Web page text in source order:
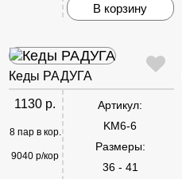
В корзину
Кеды РАДУГА
1130 р.
8 пар в кор.
9040 р/кор
Артикул:
KM6-6
Размеры:
36 - 41